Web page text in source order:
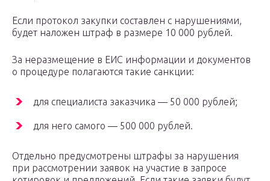
Если протокол закупки составлен с нарушениями,
будет наложен штраф в размере 10 000 рублей.
За неразмещение в ЕИС информации и документов
о процедуре полагаются такие санкции:
для специалиста заказчика — 50 000 рублей;
для него самого — 500 000 рублей.
Отдельно предусмотрены штрафы за нарушения
при рассмотрении заявок на участие в запросе